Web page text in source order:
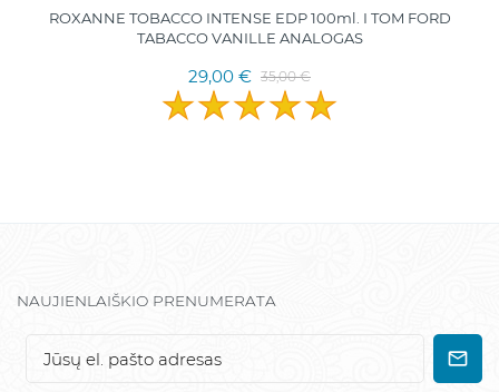
ROXANNE TOBACCO INTENSE EDP 100ml. I TOM FORD
TABACCO VANILLE ANALOGAS
29,00 € 35,00 €
NAUJIENLAIŠKIO PRENUMERATA